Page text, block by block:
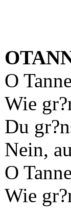
O
Wie
Du
Nein,
O
Wie